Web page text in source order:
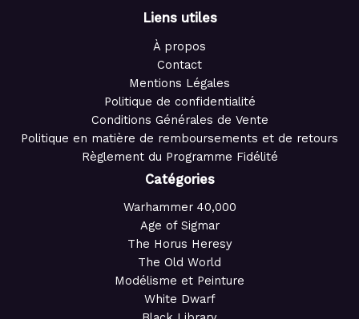
Liens utiles
À propos
Contact
Mentions Légales
Politique de confidentialité
Conditions Générales de Vente
Politique en matière de remboursements et de retours
Règlement du Programme Fidélité
Catégories
Warhammer 40,000
Age of Sigmar
The Horus Heresy
The Old World
Modélisme et Peinture
White Dwarf